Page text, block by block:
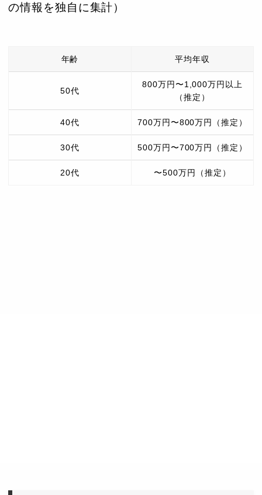
の情報を独自に集計）
年齢 平均年収
50代
800万円〜1,000万円以上
（推定）
40代 700万円〜800万円（推定）
30代 500万円〜700万円（推定）
20代 〜500万円（推定）